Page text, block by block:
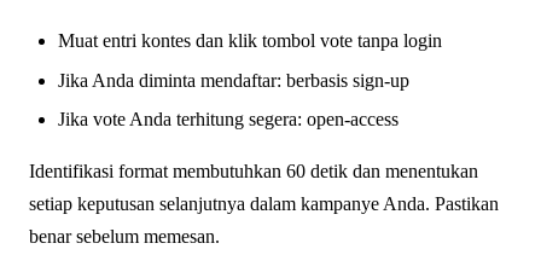
Muat entri kontes dan klik tombol vote tanpa login
Jika Anda diminta mendaftar: berbasis sign-up
Jika vote Anda terhitung segera: open-access
Identifikasi format membutuhkan 60 detik dan menentukan
setiap keputusan selanjutnya dalam kampanye Anda. Pastikan
benar sebelum memesan.